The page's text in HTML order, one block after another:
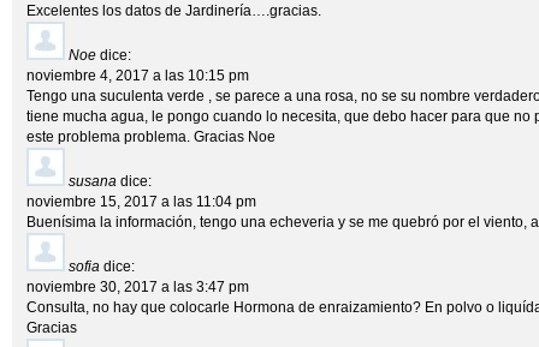
Excelentes los datos de Jardinería….gracias.
Noe dice:
noviembre 4, 2017 a las 10:15 pm
Tengo una suculenta verde , se parece a una rosa, no se su nombre
tiene mucha agua, le pongo cuando lo necesita, que debo hacer para que no
este problema problema. Gracias Noe
susana dice:
noviembre 15, 2017 a las 11:04 pm
Buenísima la información, tengo una echeveria y se me quebró por el viento,
sofia dice:
noviembre 30, 2017 a las 3:47 pm
Consulta, no hay que colocarle Hormona de enraizamiento? En polvo o
Gracias